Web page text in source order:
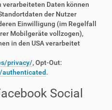
verarbeiteten Daten können
der Nutzer
Einwilligung (im Regelfall
Mobilgeräte vollzogen),
in den USA verarbeitet
privacy/, Opt-Out:
.
Social